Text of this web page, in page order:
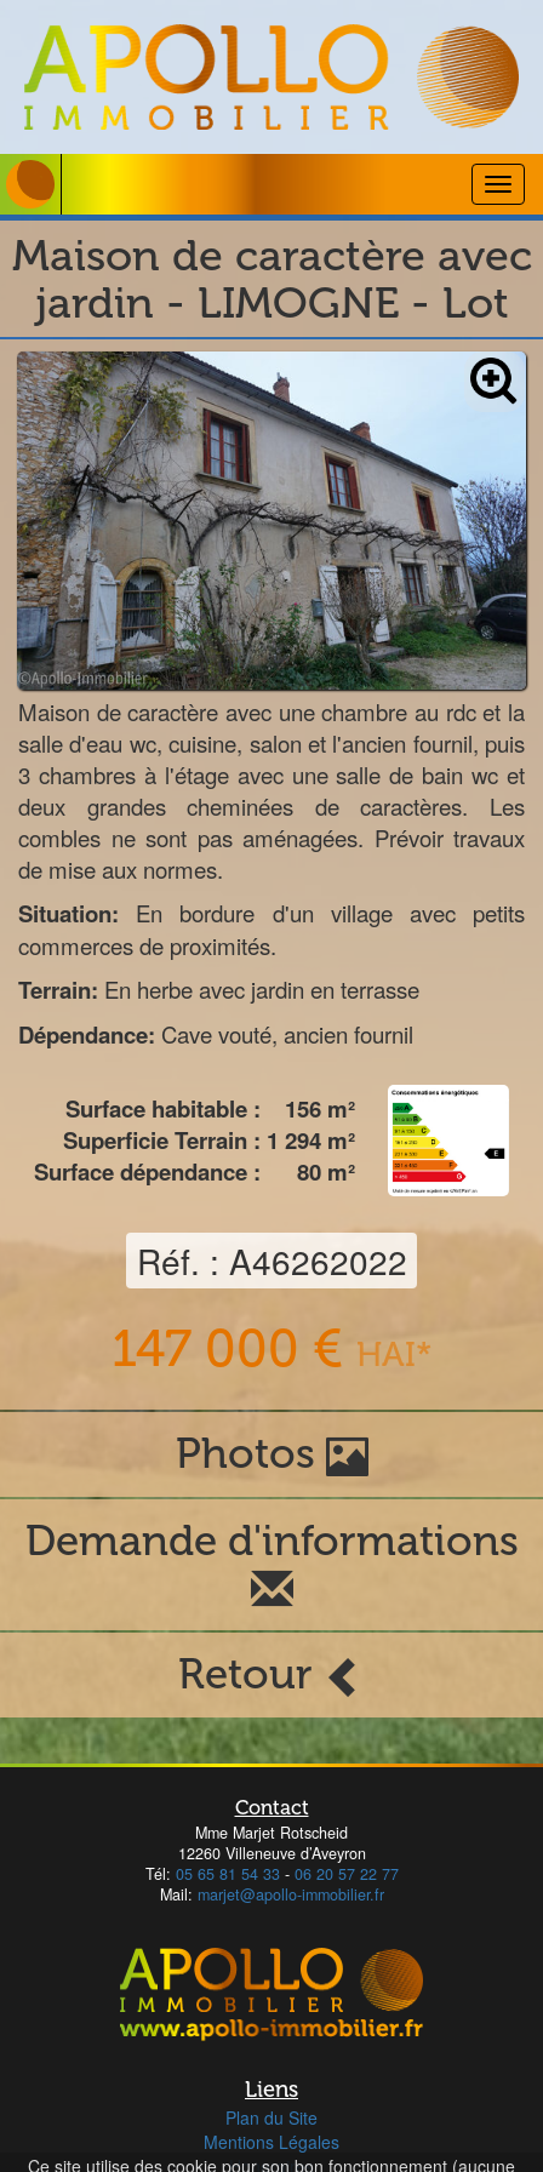
Ce site utilise des cookie pour son bon fonctionnement (aucune
Maison de caractère avec
jardin - LIMOGNE - Lot
Maison de caractère avec une chambre au rdc et la
salle d'eau wc, cuisine, salon et l'ancien fournil, puis
3 chambres à l'étage avec une salle de bain wc et
deux grandes cheminées de caractères. Les
combles ne sont pas aménagées. Prévoir travaux
de mise aux normes.
Situation: En bordure d'un village avec petits
commerces de proximités.
Terrain: En herbe avec jardin en terrasse
Dépendance: Cave vouté, ancien fournil
Surface habitable : 156 m²
Superficie Terrain : 1 294 m²
Surface dépendance :
80 m²
Réf. : A46262022
147 000 € HAI*
Photos
Demande d'informations
Retour
Contact
Mme Marjet Rotscheid
12260 Villeneuve d’Aveyron
Tél: 05 65 81 54 33- 06 20 57 22 77
Mail: marjet@apollo-immobilier.fr
Liens
Plan du Site
Mentions Légales
Honoraires